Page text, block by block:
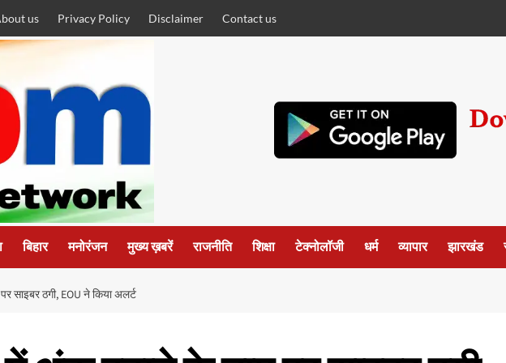
us Privacy Policy Disclaimer Contact us
बिहार मनोरंजन मुख्य ख़बरें राजनीति शिक्षा टेक्नोलॉजी धर्म व्यापार झारखंड
साइबर ठगी, EOU ने किया अलर्ट